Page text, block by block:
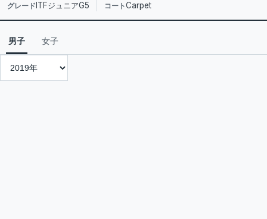
グレード ITFジュニアG5 コートCarpet
男子 女子